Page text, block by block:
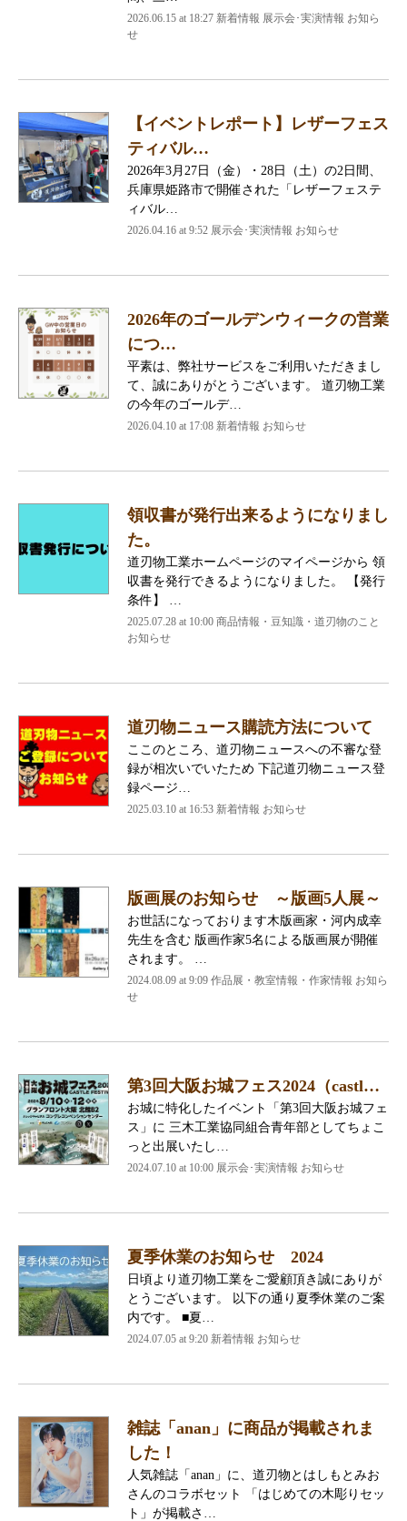
2026.06.15 at 18:27 新着情報 展示会･実演情報 お知ら
せ
【イベントレポート】レザーフェス
ティバル…
2026年3月27日（金）・28日（土）の2日間、
兵庫県姫路市で開催された「レザーフェステ
ィバル…
2026.04.16 at 9:52 展示会･実演情報 お知らせ
2026年のゴールデンウィークの営業
につ…
平素は、弊社サービスをご利用いただきまし
て、誠にありがとうございます。 道刃物工業
の今年のゴールデ…
2026.04.10 at 17:08 新着情報 お知らせ
領収書が発行出来るようになりまし
た。
道刃物工業ホームページのマイページから 領
収書を発行できるようになりました。 【発行
条件】 …
2025.07.28 at 10:00 商品情報・豆知識・道刃物のこと
お知らせ
道刃物ニュース購読方法について
ここのところ、道刃物ニュースへの不審な登
録が相次いでいたため 下記道刃物ニュース登
録ページ…
2025.03.10 at 16:53 新着情報 お知らせ
版画展のお知らせ ～版画5人展～
お世話になっております木版画家・河内成幸
先生を含む 版画作家5名による版画展が開催
されます。 …
2024.08.09 at 9:09 作品展・教室情報・作家情報 お知ら
せ
第3回大阪お城フェス2024（castl…
お城に特化したイベント「第3回大阪お城フェ
ス」に 三木工業協同組合青年部としてちょこ
っと出展いたし…
2024.07.10 at 10:00 展示会･実演情報 お知らせ
夏季休業のお知らせ 2024
日頃より道刃物工業をご愛顧頂き誠にありが
とうございます。 以下の通り夏季休業のご案
内です。 ■夏…
2024.07.05 at 9:20 新着情報 お知らせ
雑誌「anan」に商品が掲載されま
した！
人気雑誌「anan」に、道刃物とはしもとみお
さんのコラボセット 「はじめての木彫りセッ
ト」が掲載さ…